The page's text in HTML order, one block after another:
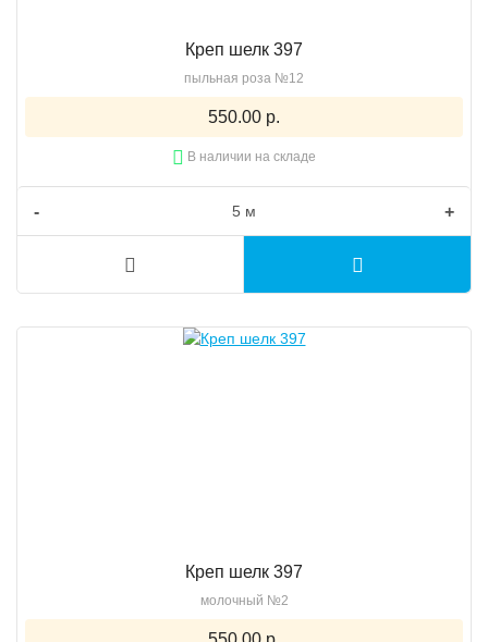
Креп шелк 397
пыльная роза №12
550.00 р.
В наличии на складе
- +
Креп шелк 397
молочный №2